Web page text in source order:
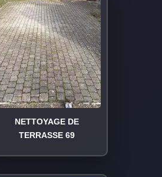
NETTOYAGE DE
TERRASSE 69